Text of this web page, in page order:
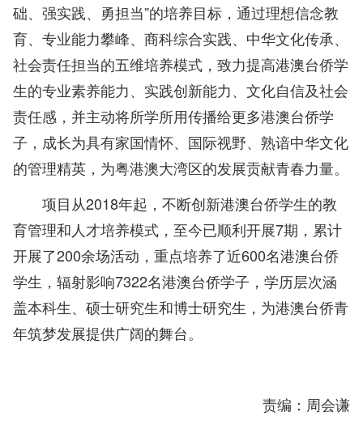
础、强实践、勇担当”的培养目标，通过理想信念教
育、专业能力攀峰、商科综合实践、中华文化传承、
社会责任担当的五维培养模式，致力提高港澳台侨学
生的专业素养能力、实践创新能力、文化自信及社会
责任感，并主动将所学所用传播给更多港澳台侨学
子，成长为具有家国情怀、国际视野、熟谙中华文化
的管理精英，为粤港澳大湾区的发展贡献青春力量。
项目从2018年起，不断创新港澳台侨学生的教
育管理和人才培养模式，至今已顺利开展7期，累计
开展了200余场活动，重点培养了近600名港澳台侨
学生，辐射影响7322名港澳台侨学子，学历层次涵
盖本科生、硕士研究生和博士研究生，为港澳台侨青
年筑梦发展提供广阔的舞台。
责编：周会谦